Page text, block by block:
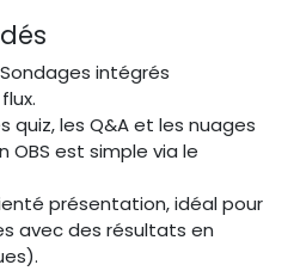
Sondages intégrés
quiz, les Q&A et les nuages
OBS est simple via le
présentation, idéal pour
avec des résultats en